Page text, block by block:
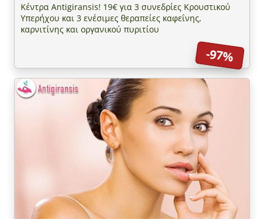
Κέντρα Antigiransis! 19€ για 3 συνεδρίες Κρουστικού
Υπερήχου και 3 ενέσιμες θεραπείες καφεΐνης,
καρνιτίνης και οργανικού πυριτίου
-97%